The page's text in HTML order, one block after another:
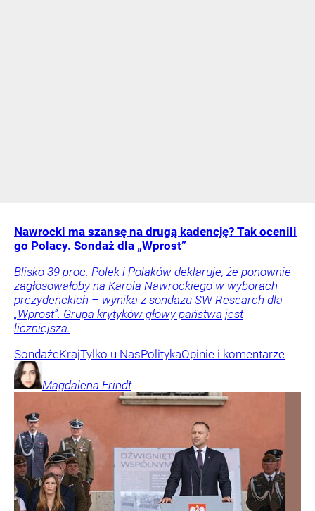
Nawrocki ma szansę na drugą kadencję? Tak ocenili
go Polacy. Sondaż dla „Wprost”
Blisko 39 proc. Polek i Polaków deklaruje, że ponownie
zagłosowałoby na Karola Nawrockiego w wyborach
prezydenckich – wynika z sondażu SW Research dla
„Wprost”. Grupa krytyków głowy państwa jest
liczniejsza.
SondażeKrajTylko u NasPolitykaOpinie i komentarze
Magdalena Frindt